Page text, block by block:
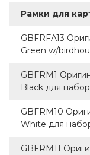
Рамки для
GBFRFA13
Green w/
GBFRM1
Black для
GBFRM10
White для
GBFRM11